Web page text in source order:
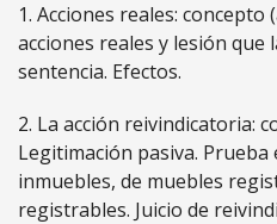
1. Acciones reales: concepto
acciones reales y lesión que
sentencia. Efectos.
2. La acción reivindicatoria:
Legitimación pasiva. Prueba
inmuebles, de muebles
registrables. Juicio de